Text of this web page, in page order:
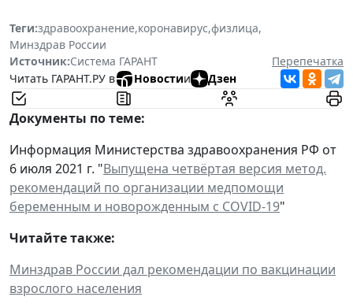
Теги:здравоохранение,коронавирус,физлица,
Минздрав России
Источник:Система ГАРАНТ
Перепечатка
Читать ГАРАНТ.РУ в
Новостии Дзен
Документы по теме:
Информация Министерства здравоохранения РФ от
6 июля 2021 г. "Выпущена четвёртая версия метод.
рекомендаций по организации медпомощи
беременным и новорожденным с COVID-19"
Читайте также:
Минздрав России дал рекомендации по вакцинации
взрослого населения